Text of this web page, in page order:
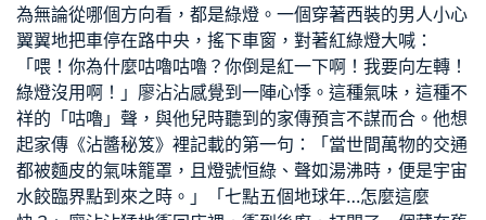
為無論從哪個方向看，都是綠燈。一個穿著西裝的男人小心
翼翼地把車停在路中央，搖下車窗，對著紅綠燈大喊：
「喂！你為什麼咕嚕咕嚕？你倒是紅一下啊！我要向左轉！
綠燈沒用啊！」廖沾沾感覺到一陣心悸。這種氣味，這種不
祥的「咕嚕」聲，與他兒時聽到的家傳預言不謀而合。他想
起家傳《沾醬秘笈》裡記載的第一句：「當世間萬物的交通
都被麵皮的氣味籠罩，且燈號恒綠、聲如湯沸時，便是宇宙
水餃臨界點到來之時。」「七點五個地球年…怎麼這麼